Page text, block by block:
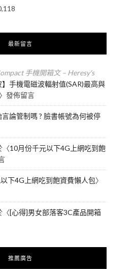
最新留言
手機開箱文 – Heresy's
】手機電磁波輻射值(SAR)最高與
〉發佈留言
言論管制嗎 ? 臉書帳號為何被停
〈10月份千元以下4G上網吃到飽
下4G上網吃到飽資費懶人包〉
〈[心得]男女部落客3C產品開箱
推薦廣告